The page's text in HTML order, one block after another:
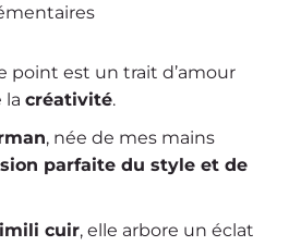
point est un trait d’amour
la créativité.
, née de mes mains
parfaite du style et de
cuir, elle arbore un éclat